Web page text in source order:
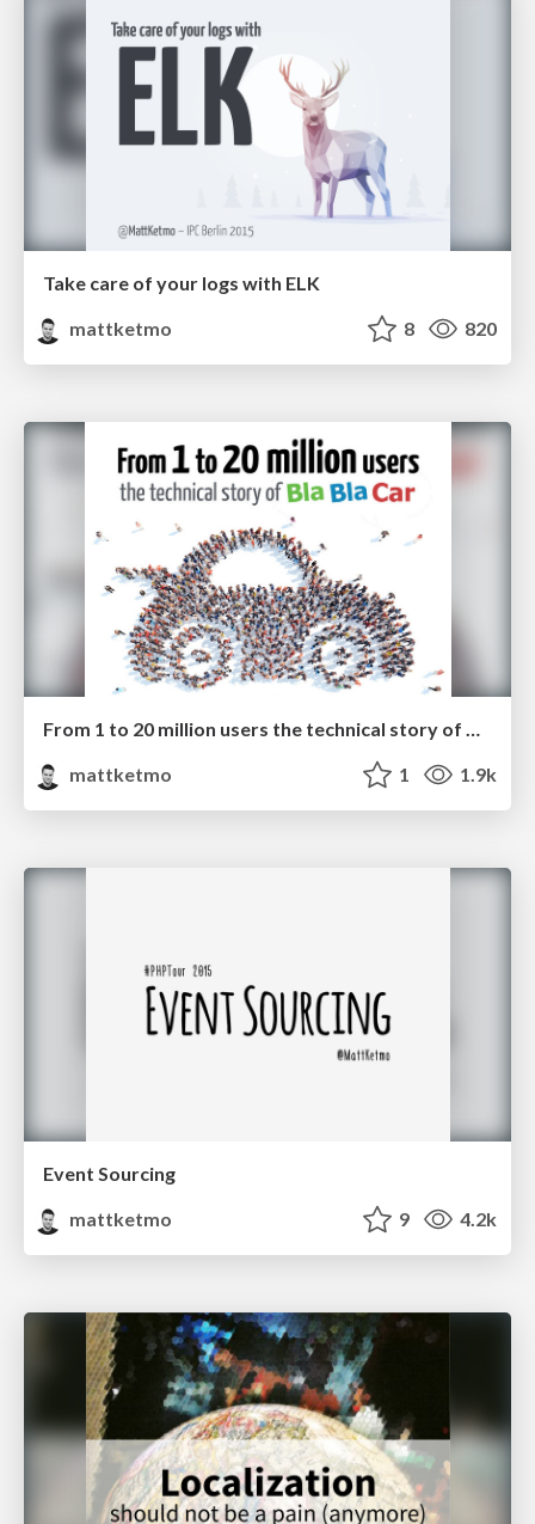
Take care of your logs with ELK
mattketmo
8 820
mattketmo
1 1.9k
Event Sourcing
mattketmo
9 4.2k